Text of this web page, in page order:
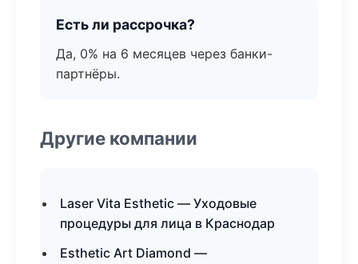
Есть ли рассрочка?
Да, 0% на 6 месяцев через банки-
партнёры.
Другие компании
Laser Vita Esthetic — Уходовые
процедуры для лица в Краснодар
Esthetic Art Diamond —